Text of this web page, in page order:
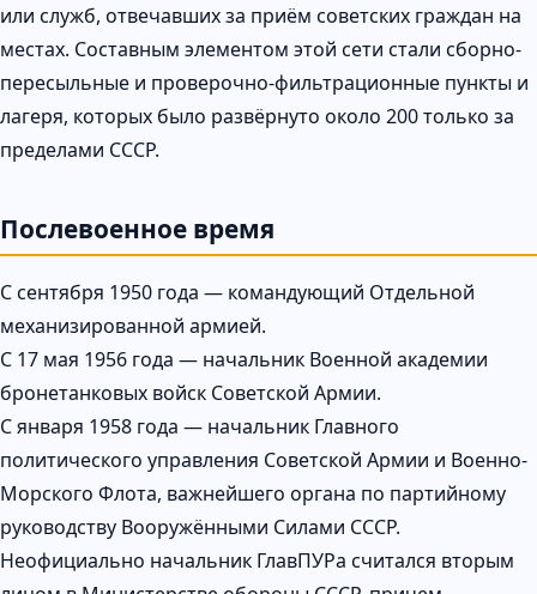
или служб, отвечавших за приём советских граждан на
местах. Составным элементом этой сети стали сборно-
пересыльныe и проверочно-фильтрационные пункты и
лагеря, которых было развёрнуто около 200 только за
пределами СССР.
Послевоенное время
С сентября 1950 года — командующий Отдельной
механизированной армией.
С 17 мая 1956 года — начальник Военной академии
бронетанковых войск Советской Армии.
С января 1958 года — начальник Главного
политического управления Советской Армии и Военно-
Морского Флота, важнейшего органа по партийному
руководству Вооружёнными Силами СССР.
Неофициально начальник ГлавПУРа считался вторым